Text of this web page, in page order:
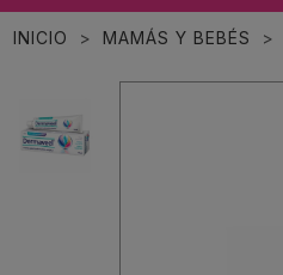
INICIO MAMÁS Y BEBÉS